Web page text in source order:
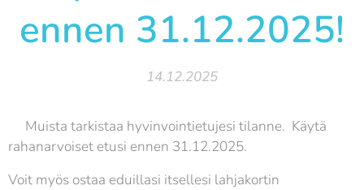
ennen 31.12.2025!
14.12.2025
📢Muista tarkistaa hyvinvointietujesi tilanne. Käytä
rahanarvoiset etusi ennen 31.12.2025. 📅
Voit myös ostaa eduillasi itsellesi lahjakortin